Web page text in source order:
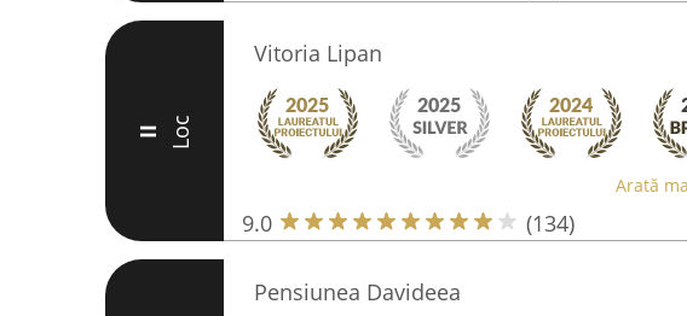
II Loc
Vitoria Lipan
Arată
9.0 (134)
Pensiunea Davideea